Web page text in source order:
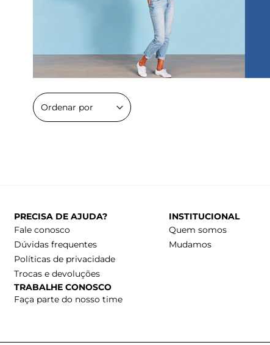
PRECISA DE AJUDA?
Fale conosco
Dúvidas frequentes
Políticas de privacidade
Trocas e devoluções
TRABALHE CONOSCO
Faça parte do nosso time
INSTITUCIONAL
Quem somos
Mudamos